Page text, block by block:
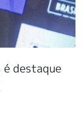
é destaque